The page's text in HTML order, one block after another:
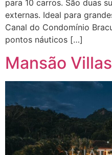
para 10 carros. São duas
externas. Ideal para
Canal do Condomínio
pontos náuticos […]
Mansão